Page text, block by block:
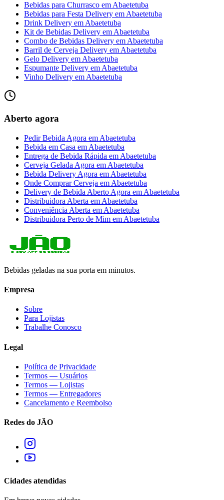
Bebidas para Churrasco emAbaetetuba
Bebidas para Festa Delivery emAbaetetuba
Drink Delivery emAbaetetuba
Kit de Bebidas Delivery emAbaetetuba
Combo de Bebidas Delivery emAbaetetuba
Barril de Cerveja Delivery emAbaetetuba
Gelo Delivery emAbaetetuba
Espumante Delivery emAbaetetuba
Vinho Delivery emAbaetetuba
Aberto agora
Pedir Bebida Agora em Abaetetuba
Bebida em Casa em Abaetetuba
Entrega de Bebida Rápida em Abaetetuba
Cerveja Gelada Agora em Abaetetuba
Bebida Delivery Agora em Abaetetuba
Onde Comprar Cerveja em Abaetetuba
Delivery de Bebida Aberto Agora em Abaetetuba
Distribuidora Aberta em Abaetetuba
Conveniência Aberta em Abaetetuba
Distribuidora Perto de Mim em Abaetetuba
Bebidas geladas na sua porta em minutos.
Empresa
Sobre
Para Lojistas
Trabalhe Conosco
Legal
Política de Privacidade
Termos — Usuários
Termos — Lojistas
Termos — Entregadores
Cancelamento e Reembolso
Redes do JÃO
Cidades atendidas